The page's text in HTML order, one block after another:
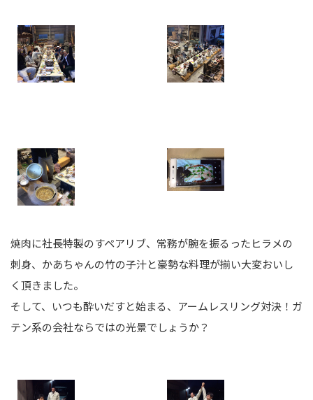
焼肉に社長特製のすペアリブ、常務が腕を振るったヒラメの
刺身、かあちゃんの竹の子汁と豪勢な料理が揃い大変おいし
く頂きました。
そして、いつも酔いだすと始まる、アームレスリング対決！ガ
テン系の会社ならではの光景でしょうか？